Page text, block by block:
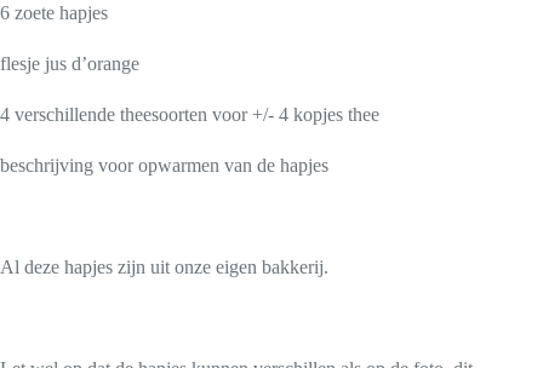
6 zoete hapjes
flesje jus d’orange
4 verschillende theesoorten voor +/- 4 kopjes thee
beschrijving voor opwarmen van de hapjes
Al deze hapjes zijn uit onze eigen bakkerij.